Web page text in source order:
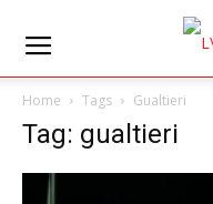
Home Tags Gualtieri
Tag: gualtieri